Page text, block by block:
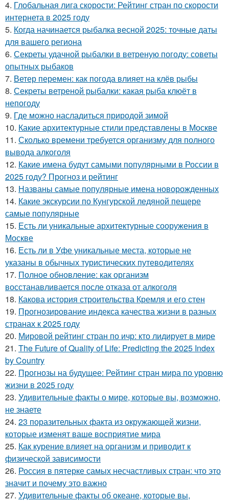
4. Глобальная лига скорости: Рейтинг стран по скорости
интернета в 2025 году
5. Когда начинается рыбалка весной 2025: точные даты
для вашего региона
6. Секреты удачной рыбалки в ветреную погоду: советы
опытных рыбаков
7. Ветер перемен: как погода влияет на клёв рыбы
8. Секреты ветреной рыбалки: какая рыба клюёт в
непогоду
9. Где можно насладиться природой зимой
10. Какие архитектурные стили представлены в Москве
11. Сколько времени требуется организму для полного
вывода алкоголя
12. Какие имена будут самыми популярными в России в
2025 году? Прогноз и рейтинг
13. Названы самые популярные имена новорожденных
14. Какие экскурсии по Кунгурской ледяной пещере
самые популярные
15. Есть ли уникальные архитектурные сооружения в
Москве
16. Есть ли в Уфе уникальные места, которые не
указаны в обычных туристических путеводителях
17. Полное обновление: как организм
восстанавливается после отказа от алкоголя
18. Какова история строительства Кремля и его стен
19. Прогнозирование индекса качества жизни в разных
странах к 2025 году
20. Мировой рейтинг стран по ичр: кто лидирует в мире
21. The Future of Quality of Life: Predicting the 2025 Index
by Country
22. Прогнозы на будущее: Рейтинг стран мира по уровню
жизни в 2025 году
23. Удивительные факты о мире, которые вы, возможно,
не знаете
24. 23 поразительных факта из окружающей жизни,
которые изменят ваше восприятие мира
25. Как курение влияет на организм и приводит к
физической зависимости
26. Россия в пятерке самых несчастливых стран: что это
значит и почему это важно
27. Удивительные факты об океане, которые вы,